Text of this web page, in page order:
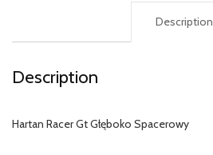
Description
Description
Hartan Racer Gt Głęboko Spacerowy